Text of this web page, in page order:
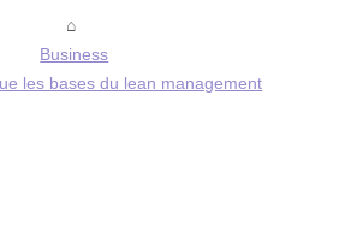
Business
les bases du lean management